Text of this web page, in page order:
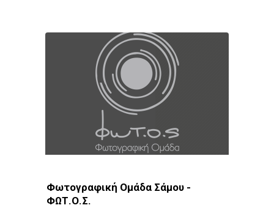
Φωτογραφική Ομάδα Σάμου -
ΦΩΤ.Ο.Σ.